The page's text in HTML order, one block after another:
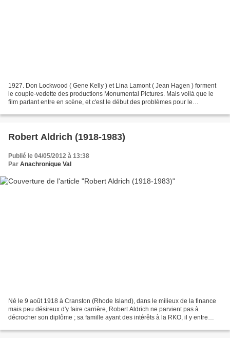
1927. Don Lockwood ( Gene Kelly ) et Lina Lamont ( Jean Hagen ) forment
le couple-vedette des productions Monumental Pictures. Mais voilà que le
film parlant entre en scène, et c'est le début des problèmes pour le
Robert Aldrich (1918-1983)
Publié le 04/05/2012 à 13:38
Par Anachronique Val
Né le 9 août 1918 à Cranston (Rhode Island), dans le milieux de la finance
mais peu désireux d'y faire carrière, Robert Aldrich ne parvient pas à
décrocher son diplôme ; sa famille ayant des intérêts à la RKO, il y entre